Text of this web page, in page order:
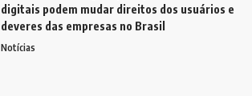
digitais podem mudar direitos dos usuários e
deveres das empresas no Brasil
Notícias